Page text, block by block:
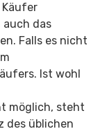
auch das
Falls es nicht
Ist wohl
möglich, steht
des üblichen